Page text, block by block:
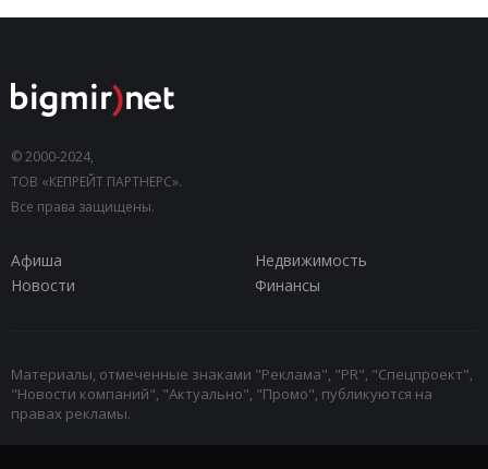
© 2000-2024,
ТОВ «КЕПРЕЙТ ПАРТНЕРС».
Все права защищены.
Афиша
Недвижимость
Новости
Финансы
Материалы, отмеченные знаками "Реклама", "PR", "Спецпроект",
"Новости компаний", "Актуально", "Промо", публикуются на
правах рекламы.